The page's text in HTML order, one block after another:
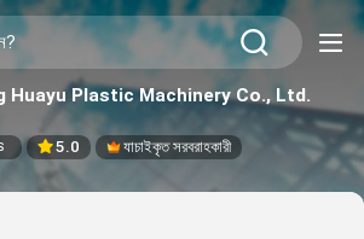
Huayu Plastic Machinery Co., Ltd.
5.0 যাচাইকৃত সরবরাহকারী